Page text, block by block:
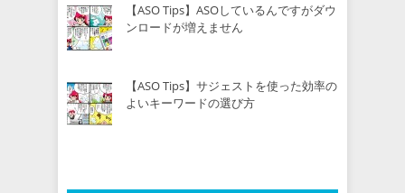
【ASO Tips】ASOしているんですがダウ
ンロードが増えません
【ASO Tips】サジェストを使った効率の
よいキーワードの選び方